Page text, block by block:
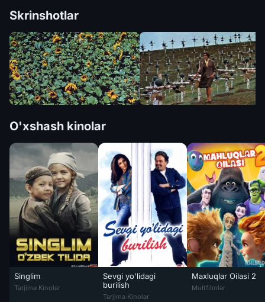
Skrinshotlar
O'xshash kinolar
Singlim
Singlim Rossiya kinosi Uzbek tilida 2019 kino HD
Tarjima Kinolar
Sevgi yo'lidagi
burilish
Sevgi yo'lidagi burilish / Beva ayol
Tarjima Kinolar
Maxluqlar Oilasi 2
Maxluqlar Oilasi 2
Multfilmlar